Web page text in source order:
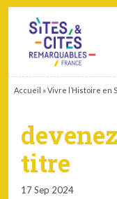
Accueil »Vivre l’Histoire en
titre
17 Sep 2024